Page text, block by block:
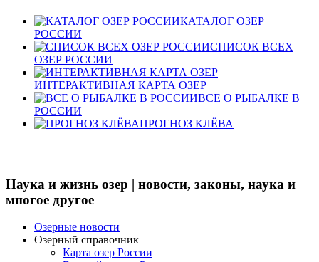
КАТАЛОГ ОЗЕР
РОССИИ
СПИСОК ВСЕХ
ОЗЕР РОССИИ
ИНТЕРАКТИВНАЯ КАРТА ОЗЕР
ВСЕ О РЫБАЛКЕ В
РОССИИ
ПРОГНОЗ КЛЁВА
Наука и жизнь озер | новости, законы, наука и
многое другое
Озерные новости
Озерный справочник
Карта озер России